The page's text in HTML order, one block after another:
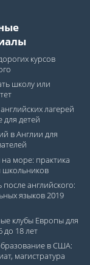
курсов
школу или
лагерей
для детей
в Англии для
море: практика
школьников
после английского:
языков 2019
клубы Европы для
до 18 лет
в США:
магистратура